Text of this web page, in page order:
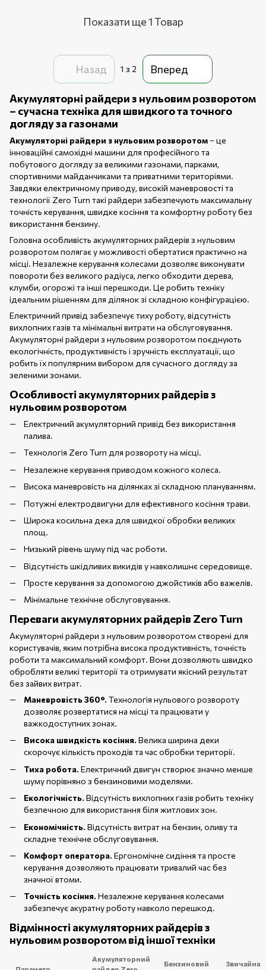
Показати ще 1 Товар
Назад 1 з 2 Вперед
Акумуляторні райдери з нульовим розворотом
– сучасна техніка для швидкого та точного
догляду за газонами
Акумуляторні райдери з нульовим розворотом– це
інноваційні самохідні машини для професійного та
побутового догляду за великими газонами, парками,
спортивними майданчиками та приватними територіями.
Завдяки електричному приводу, високій маневровості та
технології Zero Turn такі райдери забезпечують максимальну
точність керування, швидке косіння та комфортну роботу без
використання бензину.
Головна особливість акумуляторних райдерів з нульовим
розворотом полягає у можливості обертатися практично на
місці. Незалежне керування колесами дозволяє виконувати
повороти без великого радіуса, легко обходити дерева,
клумби, огорожі та інші перешкоди. Це робить техніку
ідеальним рішенням для ділянок зі складною конфігурацією.
Електричний привід забезпечує тиху роботу, відсутність
вихлопних газів та мінімальні витрати на обслуговування.
Акумуляторні райдери з нульовим розворотом поєднують
екологічність, продуктивність і зручність експлуатації, що
робить їх популярним вибором для сучасного догляду за
зеленими зонами.
Особливості акумуляторних райдерів з
нульовим розворотом
Електричний акумуляторний привід без використання
палива.
Технологія Zero Turn для розвороту на місці.
Незалежне керування приводом кожного колеса.
Висока маневровість на ділянках зі складною плануванням.
Потужні електродвигуни для ефективного косіння трави.
Широка косильна дека для швидкої обробки великих
площ.
Низький рівень шуму під час роботи.
Відсутність шкідливих викидів у навколишнє середовище.
Просте керування за допомогою джойстиків або важелів.
Мінімальне технічне обслуговування.
Переваги акумуляторних райдерів Zero Turn
Акумуляторні райдери з нульовим розворотом створені для
користувачів, яким потрібна висока продуктивність, точність
роботи та максимальний комфорт. Вони дозволяють швидко
обробляти великі території та отримувати якісний результат
без зайвих витрат.
Маневровість 360°. Технологія нульового розвороту
дозволяє розвертатися на місці та працювати у
важкодоступних зонах.
Висока швидкість косіння. Велика ширина деки
скорочує кількість проходів та час обробки території.
Тиха робота. Електричний двигун створює значно менше
шуму порівняно з бензиновими моделями.
Екологічність. Відсутність вихлопних газів робить техніку
безпечною для використання біля житлових зон.
Економічність. Відсутність витрат на бензин, оливу та
складне технічне обслуговування.
Комфорт оператора. Ергономічне сидіння та просте
керування дозволяють працювати тривалий час без
значної втоми.
Точність косіння. Незалежне керування колесами
забезпечує акуратну роботу навколо перешкод.
Відмінності акумуляторних райдерів з
нульовим розворотом від іншої техніки
Акумуляторний
Бензиновий
Звичайна